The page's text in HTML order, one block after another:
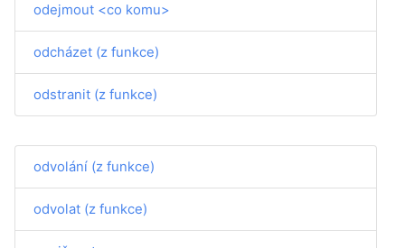
odejmout <co komu>
odcházet (z funkce)
odstranit (z funkce)
odvolání (z funkce)
odvolat (z funkce)